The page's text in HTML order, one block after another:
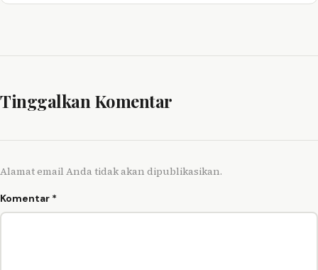
Tinggalkan Komentar
Alamat email Anda tidak akan dipublikasikan.
Komentar *